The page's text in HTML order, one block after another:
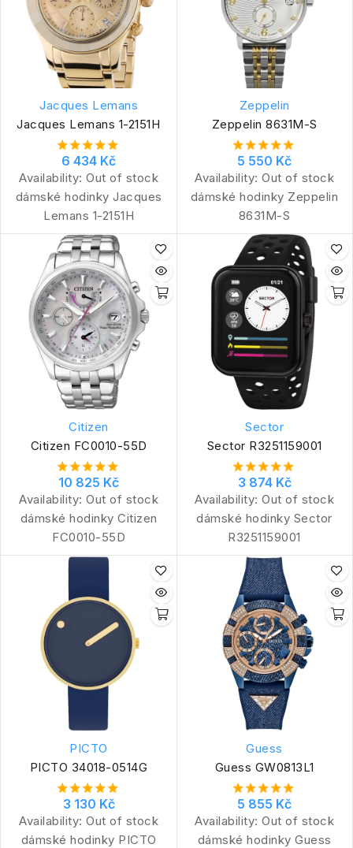
Jacques Lemans
Jacques Lemans 1-2151H
6 434 Kč
Availability: Out of stock
dámské hodinky Jacques
Lemans 1-2151H
Zeppelin
Zeppelin 8631M-S
5 550 Kč
Availability: Out of stock
dámské hodinky Zeppelin
8631M-S
Citizen
Citizen FC0010-55D
10 825 Kč
Availability: Out of stock
dámské hodinky Citizen
FC0010-55D
Sector
Sector R3251159001
3 874 Kč
Availability: Out of stock
dámské hodinky Sector
R3251159001
PICTO
PICTO 34018-0514G
3 130 Kč
Availability: Out of stock
dámské hodinky PICTO
Guess
Guess GW0813L1
5 855 Kč
Availability: Out of stock
dámské hodinky Guess